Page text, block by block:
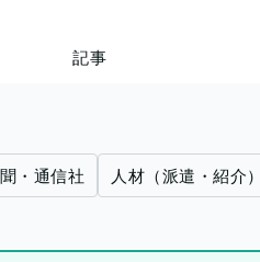
記事
・通信社 人材（派遣・紹介）